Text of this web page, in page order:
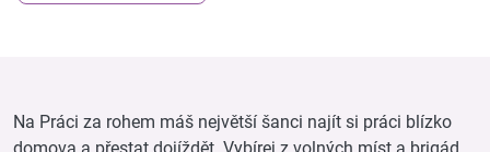
Na Práci za rohem máš největší šanci najít si práci blízko
domova a přestat dojíždět. Vybírej z volných míst a brigád